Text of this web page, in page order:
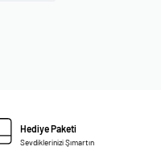
Hediye Paketi
Sevdiklerinizi Şımartın